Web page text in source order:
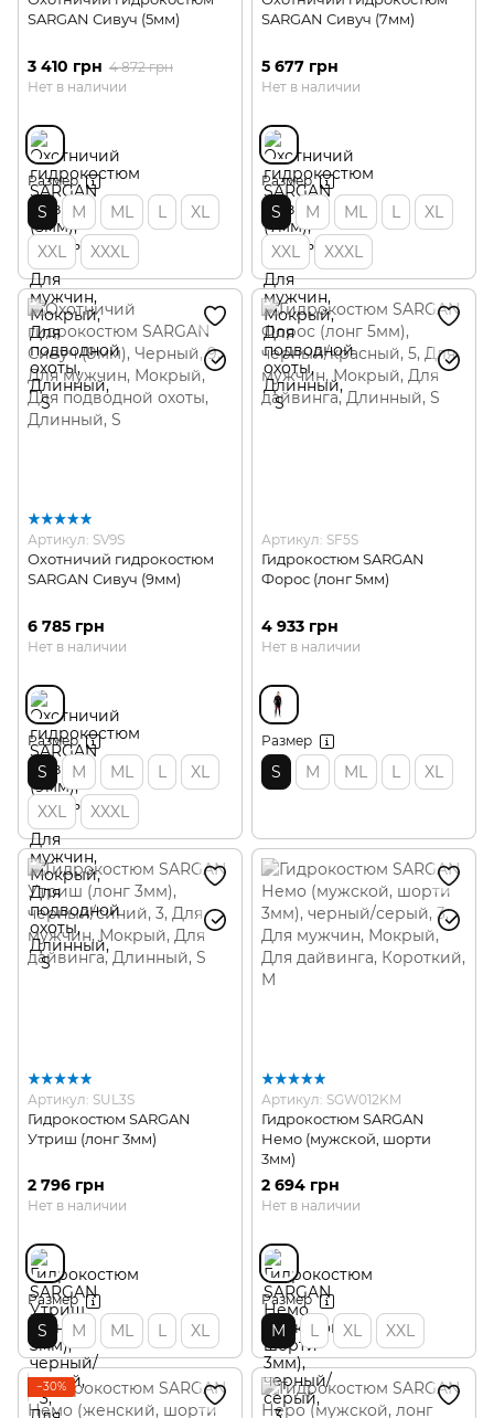
SARGAN Сивуч (5мм)
3 410 грн 4 872 грн
Нет в наличии
Размер
S M ML L
XL
XXL
XXXL
SARGAN Сивуч (7мм)
5 677 грн
Нет в наличии
Размер
S M ML L
XL
XXL
XXXL
Артикул: SV9S
Охотничий гидрокостюм
SARGAN Сивуч (9мм)
6 785 грн
Нет в наличии
Размер
S M ML L
XL
XXL
XXXL
Артикул: SF5S
Гидрокостюм SARGAN
Форос (лонг 5мм)
4 933 грн
Нет в наличии
Размер
S M ML L XL
Артикул: SUL3S
Гидрокостюм SARGAN
Утриш (лонг 3мм)
2 796 грн
Нет в наличии
Размер
S M ML L XL
Артикул: SGW012KM
Гидрокостюм SARGAN
Немо (мужской, шорти
3мм)
2 694 грн
Нет в наличии
Размер
M L XL XXL
−30%